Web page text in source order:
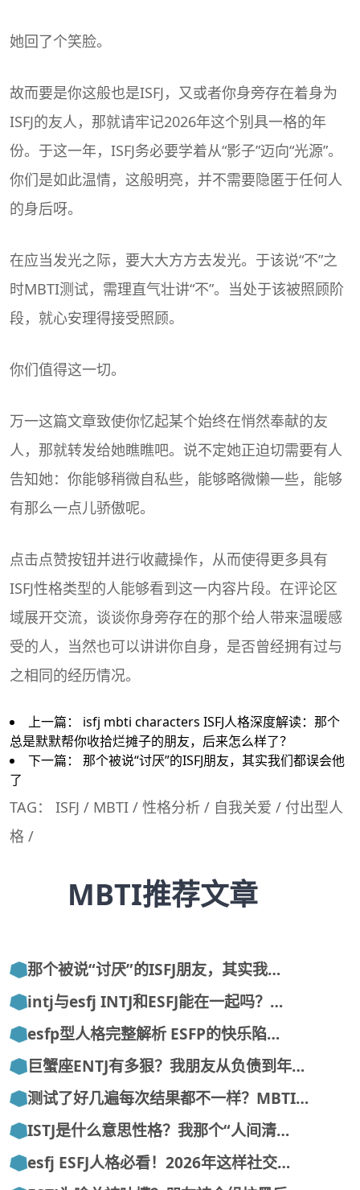
她回了个笑脸。
故而要是你这般也是ISFJ，又或者你身旁存在着身为
ISFJ的友人，那就请牢记2026年这个别具一格的年
份。于这一年，ISFJ务必要学着从“影子”迈向“光源”。
你们是如此温情，这般明亮，并不需要隐匿于任何人
的身后呀。
在应当发光之际，要大大方方去发光。于该说“不”之
时MBTI测试，需理直气壮讲“不”。当处于该被照顾阶
段，就心安理得接受照顾。
你们值得这一切。
万一这篇文章致使你忆起某个始终在悄然奉献的友
人，那就转发给她瞧瞧吧。说不定她正迫切需要有人
告知她：你能够稍微自私些，能够略微懒一些，能够
有那么一点儿骄傲呢。
点击点赞按钮并进行收藏操作，从而使得更多具有
ISFJ性格类型的人能够看到这一内容片段。在评论区
域展开交流，谈谈你身旁存在的那个给人带来温暖感
受的人，当然也可以讲讲你自身，是否曾经拥有过与
之相同的经历情况。
上一篇： isfj mbti characters ISFJ人格深度解读：那个
总是默默帮你收拾烂摊子的朋友，后来怎么样了？
下一篇： 那个被说“讨厌”的ISFJ朋友，其实我们都误会他
了
TAG： ISFJ / MBTI / 性格分析 / 自我关爱 / 付出型人
格 /
MBTI推荐文章
那个被说“讨厌”的ISFJ朋友，其实我…
intj与esfj INTJ和ESFJ能在一起吗？…
esfp型人格完整解析 ESFP的快乐陷…
巨蟹座ENTJ有多狠？我朋友从负债到年…
测试了好几遍每次结果都不一样？MBTI…
ISTJ是什么意思性格？我那个“人间清…
esfj ESFJ人格必看！2026年这样社交…